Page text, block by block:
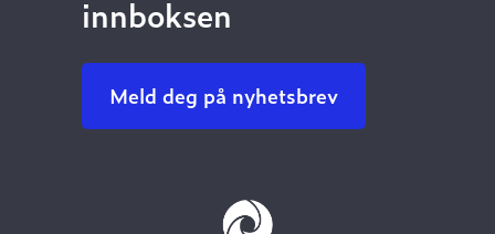
innboksen
Meld deg på nyhetsbrev